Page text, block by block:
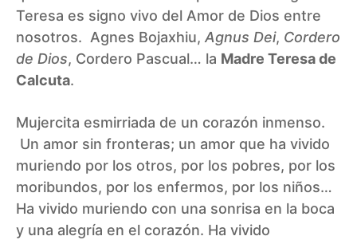
Teresa es signo vivo del Amor de Dios entre
nosotros. Agnes Bojaxhiu, Agnus Dei, Cordero
de Dios, Cordero Pascual… la Madre Teresa de
Calcuta.
Mujercita esmirriada de un corazón inmenso.
Un amor sin fronteras; un amor que ha vivido
muriendo por los otros, por los pobres, por los
moribundos, por los enfermos, por los niños…
Ha vivido muriendo con una sonrisa en la boca
y una alegría en el corazón. Ha vivido